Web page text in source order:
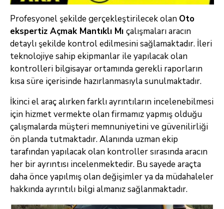
Profesyonel şekilde gerçekleştirilecek olan Oto
ekspertiz Açmak Mantıklı Mı çalışmaları aracın
detaylı şekilde kontrol edilmesini sağlamaktadır. İleri
teknolojiye sahip ekipmanlar ile yapılacak olan
kontrolleri bilgisayar ortamında gerekli raporların
kısa süre içerisinde hazırlanmasıyla sunulmaktadır.
İkinci el araç alırken farklı ayrıntıların incelenebilmesi
için hizmet vermekte olan firmamız yapmış olduğu
çalışmalarda müşteri memnuniyetini ve güvenilirliği
ön planda tutmaktadır. Alanında uzman ekip
tarafından yapılacak olan kontroller sırasında aracın
her bir ayrıntısı incelenmektedir. Bu sayede araçta
daha önce yapılmış olan değişimler ya da müdahaleler
hakkında ayrıntılı bilgi almanız sağlanmaktadır.